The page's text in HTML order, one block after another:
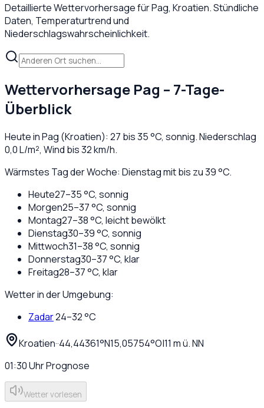
Detaillierte Wettervorhersage fürPag, Kroatien. Stündliche
Daten, Temperaturtrend und
Niederschlagswahrscheinlichkeit.
Wettervorhersage Pag – 7-Tage-
Überblick
Heute inPag (Kroatien): 27 bis35°C, sonnig. Niederschlag
0,0L/m², Wind bis32km/h.
Wärmstes Tag der Woche: Dienstag mit bis zu 39 °C.
Heute27–35°C, sonnig
Morgen25–37°C, sonnig
Montag27–38°C, leicht bewölkt
Dienstag30–39°C, sonnig
Mittwoch31–38°C, sonnig
Donnerstag30–37°C, klar
Freitag28–37°C, klar
Wetter in der Umgebung:
Zadar24–32°C
Kroatien··44,44361°N15,05754°O|11 m ü. NN
01:30UhrPrognose
Wetter vorlesen